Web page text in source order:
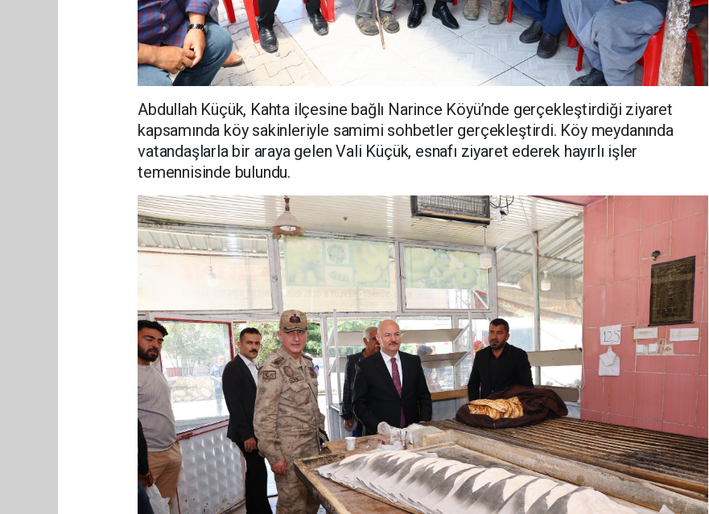
Abdullah Küçük, Kahta ilçesine bağlı Narince Köyü’nde gerçekleştirdiği ziyaret
kapsamında köy sakinleriyle samimi sohbetler gerçekleştirdi. Köy meydanında
vatandaşlarla bir araya gelen Vali Küçük, esnafı ziyaret ederek hayırlı işler
temennisinde bulundu.